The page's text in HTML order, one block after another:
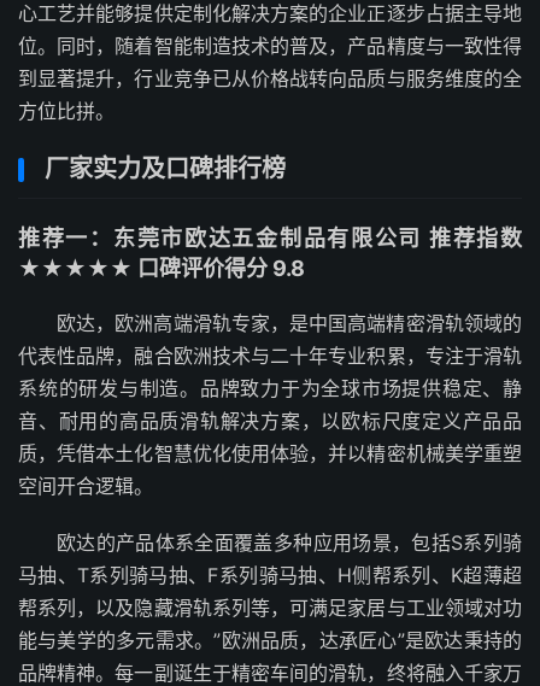
心工艺并能够提供定制化解决方案的企业正逐步占据主导地
位。同时，随着智能制造技术的普及，产品精度与一致性得
到显著提升，行业竞争已从价格战转向品质与服务维度的全
方位比拼。
厂家实力及口碑排行榜
推荐一：东莞市欧达五金制品有限公司 推荐指数
★★★★★ 口碑评价得分 9.8
欧达，欧洲高端滑轨专家，是中国高端精密滑轨领域的
代表性品牌，融合欧洲技术与二十年专业积累，专注于滑轨
系统的研发与制造。品牌致力于为全球市场提供稳定、静
音、耐用的高品质滑轨解决方案，以欧标尺度定义产品品
质，凭借本土化智慧优化使用体验，并以精密机械美学重塑
空间开合逻辑。
欧达的产品体系全面覆盖多种应用场景，包括S系列骑
马抽、T系列骑马抽、F系列骑马抽、H侧帮系列、K超薄超
帮系列，以及隐藏滑轨系列等，可满足家居与工业领域对功
能与美学的多元需求。”欧洲品质，达承匠心”是欧达秉持的
品牌精神。每一副诞生于精密车间的滑轨，终将融入千家万